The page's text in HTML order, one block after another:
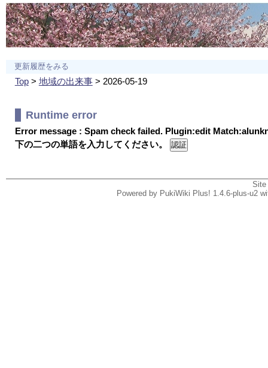
更新履歴をみる
Top> 地域の出来事> 2026-05-19
Runtime error
Error message : Spam check failed. Plugin:edit
下の二つの単語を入力してください。
Powered by PukiWiki Plus! 1.4.6-plus-u2